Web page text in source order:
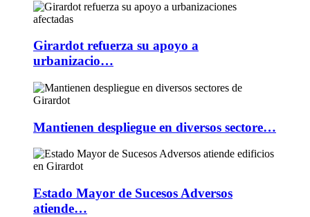
Girardot refuerza su apoyo a
urbanizacio…
Mantienen despliegue en diversos sectore…
Estado Mayor de Sucesos Adversos
atiende…